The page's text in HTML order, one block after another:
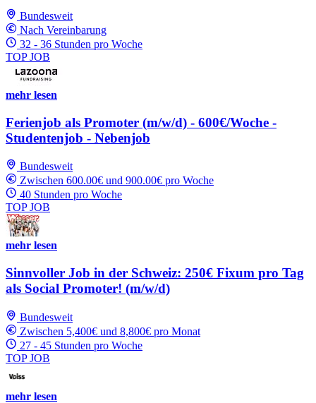
Bundesweit
Nach Vereinbarung
32 - 36 Stunden pro Woche
TOP JOB
mehr lesen
Ferienjob als Promoter (m/w/d) - 600€/Woche -
Studentenjob - Nebenjob
Bundesweit
Zwischen 600.00€ und 900.00€ pro Woche
40 Stunden pro Woche
TOP JOB
mehr lesen
Sinnvoller Job in der Schweiz: 250€ Fixum pro Tag
als Social Promoter! (m/w/d)
Bundesweit
Zwischen 5,400€ und 8,800€ pro Monat
27 - 45 Stunden pro Woche
TOP JOB
mehr lesen